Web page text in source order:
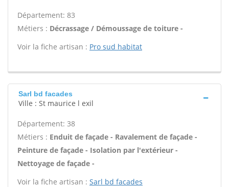
Département: 83
Métiers : Décrassage / Démoussage de toiture -
Voir la fiche artisan : Pro sud habitat
Sarl bd facades
Ville : St maurice l exil
Département: 38
Métiers : Enduit de façade - Ravalement de façade -
Peinture de façade - Isolation par l'extérieur -
Nettoyage de façade -
Voir la fiche artisan : Sarl bd facades